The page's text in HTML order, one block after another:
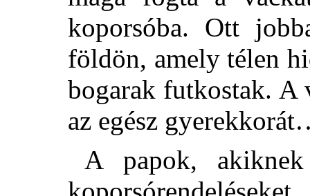
koporsóba. Ott
földön, amely télen
bogarak futkostak. A
az egész
A papok,